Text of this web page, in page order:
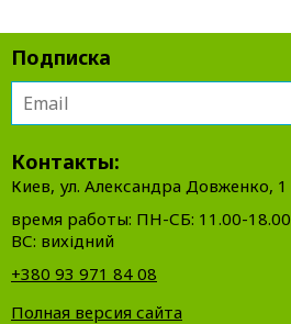
Подписка
Контакты:
Киев, ул. Александра Довженко, 1
время работы: ПН-СБ: 11.00-18.00
ВС: вихідний
+380 93 971 84 08
Полная версия сайта